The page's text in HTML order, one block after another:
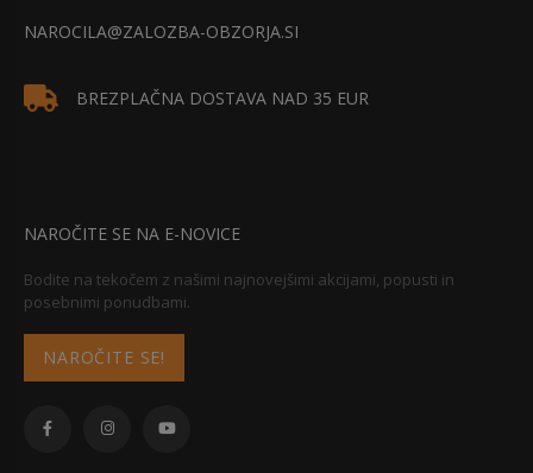
NAROCILA@ZALOZBA-OBZORJA.SI
BREZPLAČNA DOSTAVA NAD 35 EUR
NAROČITE SE NA E-NOVICE
Bodite na tekočem z našimi najnovejšimi akcijami, popusti in
posebnimi ponudbami.
NAROČITE SE!